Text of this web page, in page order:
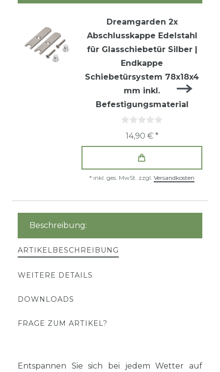
Dreamgarden 2x
Abschlusskappe Edelstahl
für Glasschiebetür Silber |
Endkappe
Schiebetürsystem 78x18x4
mm inkl.
Befestigungsmaterial
14,90 € *
* inkl. ges. MwSt. zzgl. Versandkosten
Beschreibung:
ARTIKELBESCHREIBUNG
WEITERE DETAILS
DOWNLOADS
FRAGE ZUM ARTIKEL?
Entspannen Sie sich bei jedem Wetter auf